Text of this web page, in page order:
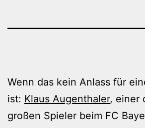
Wenn das kein Anlass für
ist: Klaus Augenthaler, einer
großen Spieler beim FC